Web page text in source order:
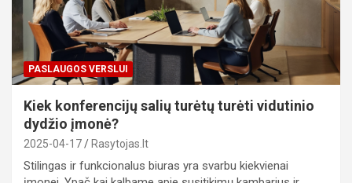
PASLAUGOS VERSLUI
Kiek konferencijų salių turėtų turėti vidutinio
dydžio įmonė?
2025-04-17 Rasytojas.lt
Stilingas ir funkcionalus biuras yra svarbu kiekvienai